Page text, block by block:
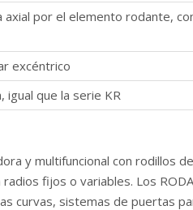
por el elemento rodante,
excéntrico
igual que la serie KR
y multifuncional con rodillos
fijos o variables. Los
curvas, sistemas de puertas